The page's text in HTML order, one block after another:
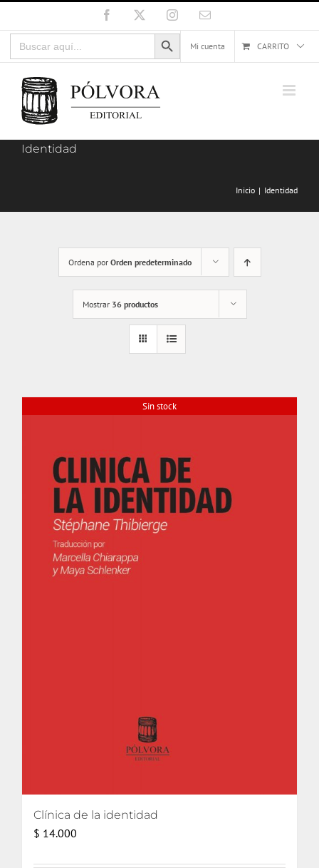
al
contenido
Facebook InstagramCorreo
Buscar:
Botón de búsqueda
Mi cuenta
CARRITO
Identidad
Inicio Identidad
Ordena por Orden predeterminado
Mostrar 36 productos
Sin stock
Clínica de la identidad
$ 14.000